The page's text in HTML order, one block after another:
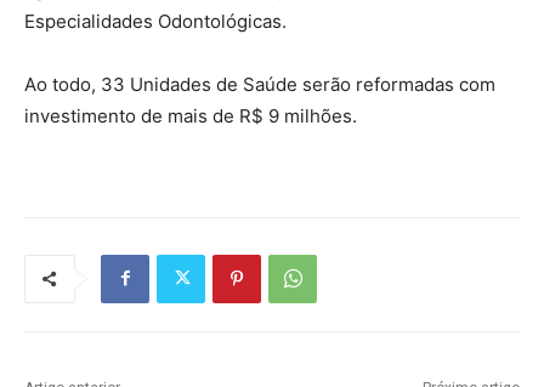
Especialidades Odontológicas.
Ao todo, 33 Unidades de Saúde serão reformadas com
investimento de mais de R$ 9 milhões.